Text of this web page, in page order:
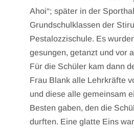
Ahoi“; später in der
Grundschulklassen der
Pestalozzischule. Es
gesungen, getanzt und vor
Für die Schüler kam dann
Frau Blank alle Lehrkräfte
und diese alle gemeinsam
Besten gaben, den die
durften. Eine glatte Eins